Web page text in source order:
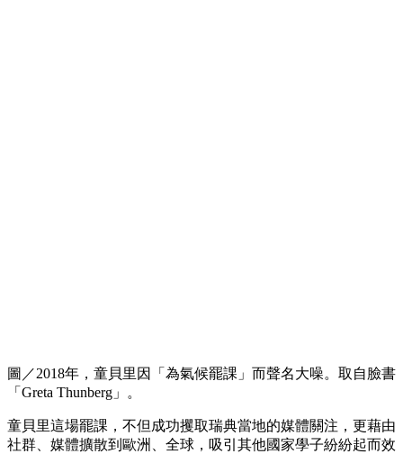
圖／2018年，童貝里因「為氣候罷課」而聲名大噪。取自臉書
「Greta Thunberg」。
童貝里這場罷課，不但成功攫取瑞典當地的媒體關注，更藉由
社群、媒體擴散到歐洲、全球，吸引其他國家學子紛紛起而效